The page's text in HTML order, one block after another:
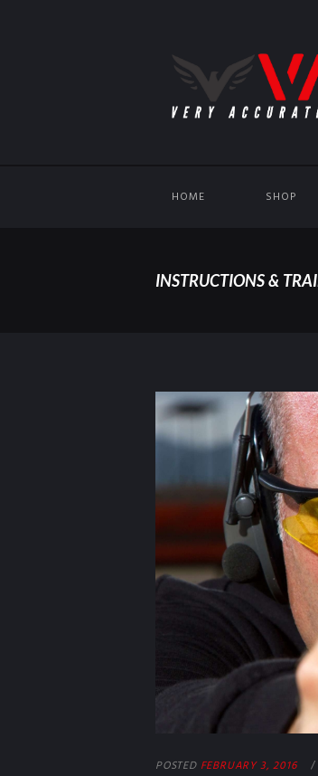
HOME SHOP
INSTRUCTIONS &
POSTED FEBRUARY 3, 2016